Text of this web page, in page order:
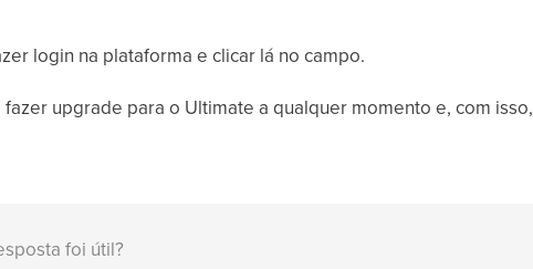
login na plataforma e clicar lá no campo.
upgrade para o Ultimate a qualquer momento e, com isso,
foi útil?